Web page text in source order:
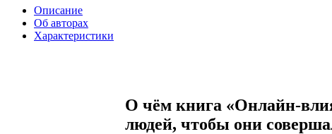
Описание
Об авторах
Характеристики
О чём книга «Онлайн-
людей, чтобы они